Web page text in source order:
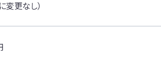
更なし）